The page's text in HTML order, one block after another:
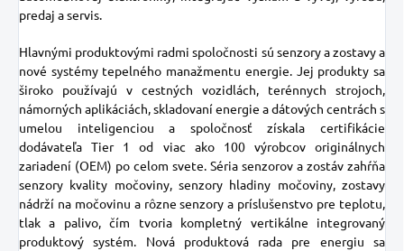
predaj a servis.
Hlavnými produktovými radmi spoločnosti sú senzory a zostavy a
nové systémy tepelného manažmentu energie. Jej produkty sa
široko používajú v cestných vozidlách, terénnych strojoch,
námorných aplikáciách, skladovaní energie a dátových centrách s
umelou inteligenciou a spoločnosť získala certifikácie
dodávateľa Tier 1 od viac ako 100 výrobcov originálnych
zariadení (OEM) po celom svete. Séria senzorov a zostáv zahŕňa
senzory kvality močoviny, senzory hladiny močoviny, zostavy
nádrží na močovinu a rôzne senzory a príslušenstvo pre teplotu,
tlak a palivo, čím tvoria kompletný vertikálne integrovaný
produktový systém. Nová produktová rada pre energiu sa